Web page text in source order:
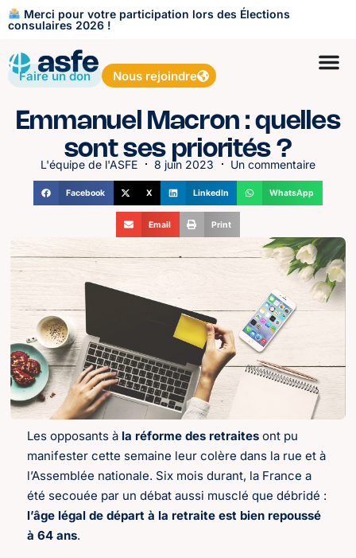
Merci pour votre participation lors des Élections
consulaires 2026 !
Faire un don Nous rejoindre
Emmanuel Macron : quelles
sont ses priorités ?
L'équipe de l'ASFE 8 juin 2023 Un commentaire
Facebook X LinkedIn WhatsApp
Email Print
Les opposants à la réforme des retraites ont pu
manifester cette semaine leur colère dans la rue et à
l’Assemblée nationale. Six mois durant, la France a
été secouée par un débat aussi musclé que débridé :
l’âge légal de départ à la retraite est bien repoussé
à 64 ans.